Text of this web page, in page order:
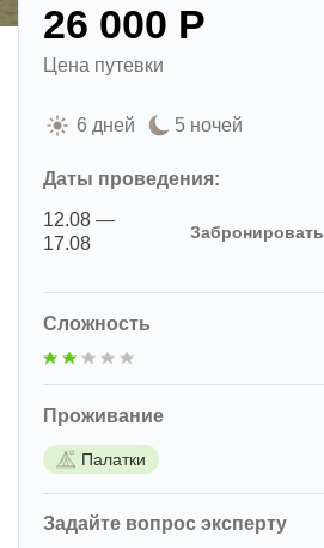
26 000 Р
Цена путевки
6 дней 5 ночей
Даты проведения:
12.08 —
17.08
Забронировать
Сложность
Проживание
Палатки
Задайте вопрос эксперту